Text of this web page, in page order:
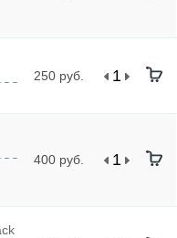
250 руб.
400 руб.